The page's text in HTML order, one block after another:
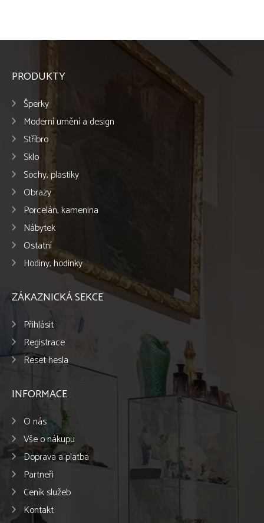
PRODUKTY
Šperky
Moderní umění a design
Stříbro
Sklo
Sochy, plastiky
Obrazy
Porcelán, kamenina
Nábytek
Ostatní
Hodiny, hodinky
ZÁKAZNICKÁ SEKCE
Přihlásit
Registrace
Reset hesla
INFORMACE
O nás
Vše o nákupu
Doprava a platba
Partneři
Ceník služeb
Kontakt